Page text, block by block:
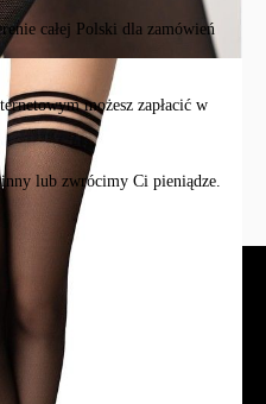
całej Polski dla zamówień
możesz zapłacić w
lub zwrócimy Ci pieniądze.